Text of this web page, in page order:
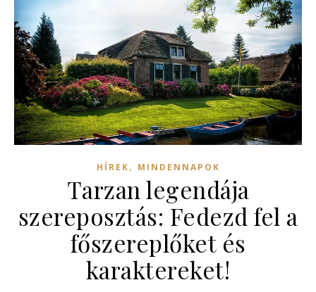
HÍREK, MINDENNAPOK
Tarzan legendája
szereposztás: Fedezd fel a
főszereplőket és
karaktereket!